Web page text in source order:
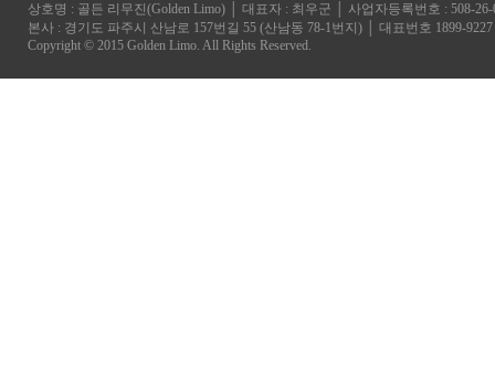
상호명 : 골든 리무진(Golden Limo) │ 대표자 : 최우군 │ 사업자등록번호 : 508-26-
본사 : 경기도 파주시 산남로 157번길 55 (산남동 78-1번지) │ 대표번호 1899-9227
Copyright © 2015 Golden Limo. All Rights Reserved.